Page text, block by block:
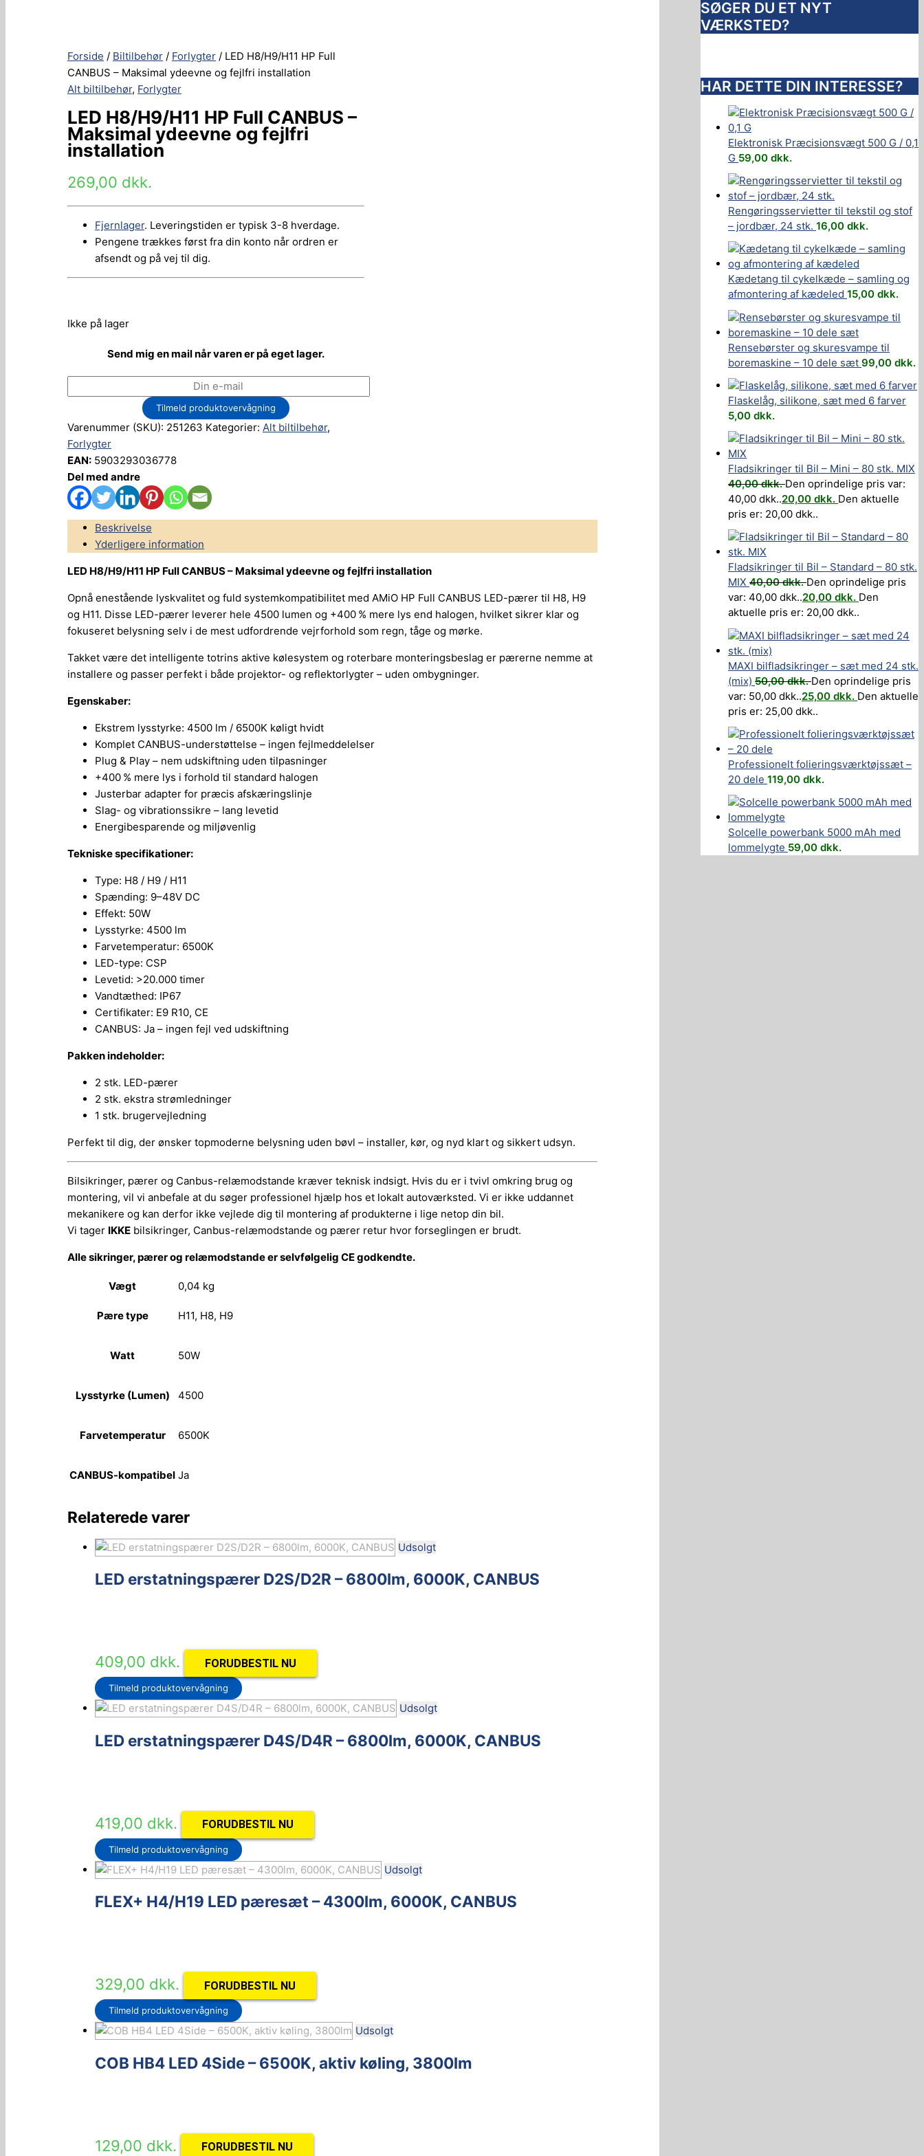
Forside / Biltilbehør / Forlygter / LED H8/H9/H11 HP Full
CANBUS – Maksimal ydeevne og fejlfri installation
Alt biltilbehør, Forlygter
LED H8/H9/H11 HP Full CANBUS –
Maksimal ydeevne og fejlfri
installation
269,00 dkk.
Fjernlager. Leveringstiden er typisk 3-8 hverdage.
Pengene trækkes først fra din konto når ordren er
afsendt og på vej til dig.
Ikke på lager
Send mig en mail når varen er på eget lager.
Tilmeld produktovervågning
Varenummer (SKU): 251263 Kategorier: Alt biltilbehør,
Forlygter
EAN: 5903293036778
Del med andre
Beskrivelse
Yderligere information
LED H8/H9/H11 HP Full CANBUS – Maksimal ydeevne og fejlfri installation
Opnå enestående lyskvalitet og fuld systemkompatibilitet med AMiO HP Full CANBUS LED-pærer til H8, H9
og H11. Disse LED-pærer leverer hele 4500 lumen og +400 % mere lys end halogen, hvilket sikrer klar og
fokuseret belysning selv i de mest udfordrende vejrforhold som regn, tåge og mørke.
Takket være det intelligente totrins aktive kølesystem og roterbare monteringsbeslag er pærerne nemme at
installere og passer perfekt i både projektor- og reflektorlygter – uden ombygninger.
Egenskaber:
Ekstrem lysstyrke: 4500 lm / 6500K køligt hvidt
Komplet CANBUS-understøttelse – ingen fejlmeddelelser
Plug & Play – nem udskiftning uden tilpasninger
+400 % mere lys i forhold til standard halogen
Justerbar adapter for præcis afskæringslinje
Slag- og vibrationssikre – lang levetid
Energibesparende og miljøvenlig
Tekniske specifikationer:
Type: H8 / H9 / H11
Spænding: 9–48V DC
Effekt: 50W
Lysstyrke: 4500 lm
Farvetemperatur: 6500K
LED-type: CSP
Levetid: >20.000 timer
Vandtæthed: IP67
Certifikater: E9 R10, CE
CANBUS: Ja – ingen fejl ved udskiftning
Pakken indeholder:
2 stk. LED-pærer
2 stk. ekstra strømledninger
1 stk. brugervejledning
Perfekt til dig, der ønsker topmoderne belysning uden bøvl – installer, kør, og nyd klart og sikkert udsyn.
Bilsikringer, pærer og Canbus-relæmodstande kræver teknisk indsigt. Hvis du er i tvivl omkring brug og
montering, vil vi anbefale at du søger professionel hjælp hos et lokalt autoværksted. Vi er ikke uddannet
mekanikere og kan derfor ikke vejlede dig til montering af produkterne i lige netop din bil.
Vi tager IKKE bilsikringer, Canbus-relæmodstande og pærer retur hvor forseglingen er brudt.
Alle sikringer, pærer og relæmodstande er selvfølgelig CE godkendte.
Vægt 0,04 kg
Pære type H11, H8, H9
Watt 50W
Lysstyrke (Lumen) 4500
Farvetemperatur 6500K
CANBUS-kompatibel Ja
Relaterede varer
Udsolgt
LED erstatningspærer D2S/D2R – 6800lm, 6000K, CANBUS
409,00 dkk. FORUDBESTIL NU
Tilmeld produktovervågning
Udsolgt
LED erstatningspærer D4S/D4R – 6800lm, 6000K, CANBUS
419,00 dkk. FORUDBESTIL NU
Tilmeld produktovervågning
Udsolgt
FLEX+ H4/H19 LED pæresæt – 4300lm, 6000K, CANBUS
329,00 dkk. FORUDBESTIL NU
Tilmeld produktovervågning
Udsolgt
COB HB4 LED 4Side – 6500K, aktiv køling, 3800lm
129,00 dkk. FORUDBESTIL NU
SØGER DU ET NYT
VÆRKSTED?
HAR DETTE DIN INTERESSE?
Elektronisk Præcisionsvægt 500 G / 0,1
G 59,00 dkk.
Rengøringsservietter til tekstil og stof
– jordbær, 24 stk. 16,00 dkk.
Kædetang til cykelkæde – samling og
afmontering af kædeled 15,00 dkk.
Rensebørster og skuresvampe til
boremaskine – 10 dele sæt 99,00 dkk.
Flaskelåg, silikone, sæt med 6 farver
5,00 dkk.
Fladsikringer til Bil – Mini – 80 stk. MIX
40,00dkk.Den oprindelige pris var:
40,00 dkk..20,00 dkk. Den aktuelle
pris er: 20,00 dkk..
Fladsikringer til Bil – Standard – 80 stk.
MIX 40,00dkk.Den oprindelige pris
var: 40,00 dkk..20,00 dkk. Den
aktuelle pris er: 20,00 dkk..
MAXI bilfladsikringer – sæt med 24 stk.
(mix) 50,00dkk.Den oprindelige pris
var: 50,00 dkk..25,00 dkk. Den aktuelle
pris er: 25,00 dkk..
Professionelt folieringsværktøjssæt –
20 dele 119,00 dkk.
Solcelle powerbank 5000 mAh med
lommelygte 59,00 dkk.